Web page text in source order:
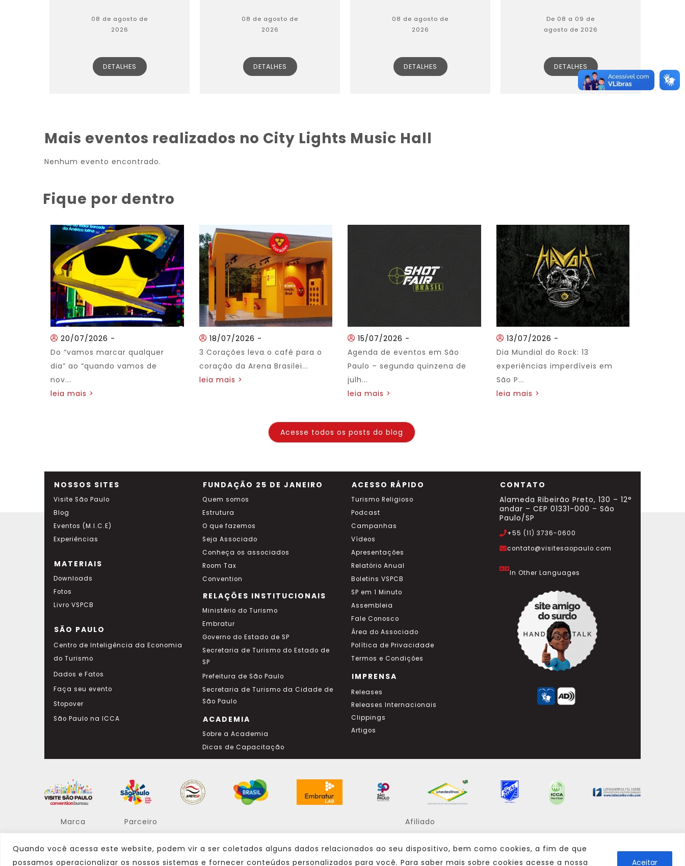
Quando você acessa este website, podem vir a ser coletados alguns dados relacionados ao seu dispositivo, bem como cookies, a fim de que
possamos operacionalizar os nossos sistemas e fornecer conteúdos personalizados para você. Para saber mais sobre cookies acesse a nossa
Aceitar
08 de agosto de
2026
DETALHES
08 de agosto de
2026
DETALHES
08 de agosto de
2026
DETALHES
De 08 a 09 de
agosto de 2026
DETALHES
Mais eventos realizados no City Lights Music Hall
Nenhum evento encontrado.
Fique por dentro
20/07/2026 -
Do “vamos marcar qualquer
dia” ao “quando vamos de
nov...
leia mais >
18/07/2026 -
3 Corações leva o café para o
coração da Arena Brasilei...
leia mais >
15/07/2026 -
Agenda de eventos em São
Paulo – segunda quinzena de
julh...
leia mais >
13/07/2026 -
Dia Mundial do Rock: 13
experiências imperdíveis em
São P...
leia mais >
Acesse todos os posts do blog
NOSSOS SITES
Visite São Paulo
Blog
Eventos (M.I.C.E)
Experiências
MATERIAIS
Downloads
Fotos
Livro VSPCB
SÃO PAULO
Centro de Inteligência da Economia
do Turismo
Dados e Fatos
Faça seu evento
Stopover
São Paulo na ICCA
FUNDAÇÃO 25 DE JANEIRO
Quem somos
Estrutura
O que fazemos
Seja Associado
Conheça os associados
Room Tax
Convention
RELAÇÕES INSTITUCIONAIS
Ministério do Turismo
Embratur
Governo do Estado de SP
Secretaria de Turismo do Estado de
SP
Prefeitura de São Paulo
Secretaria de Turismo da Cidade de
São Paulo
ACADEMIA
Sobre a Academia
Dicas de Capacitação
ACESSO RÁPIDO
Turismo Religioso
Podcast
Campanhas
Vídeos
Apresentações
Relatório Anual
Boletins VSPCB
SP em 1 Minuto
Assembleia
Fale Conosco
Área do Associado
Política de Privacidade
Termos e Condições
IMPRENSA
Releases
Releases Internacionais
Clippings
Artigos
CONTATO
Alameda Ribeirão Preto, 130 – 12°
andar – CEP 01331-000 – São
Paulo/SP
+55 (11) 3736-0600
contato@visitesaopaulo.com
In Other Languages
Marca Parceiro Afiliado
Consulte sempre um agente de viagem